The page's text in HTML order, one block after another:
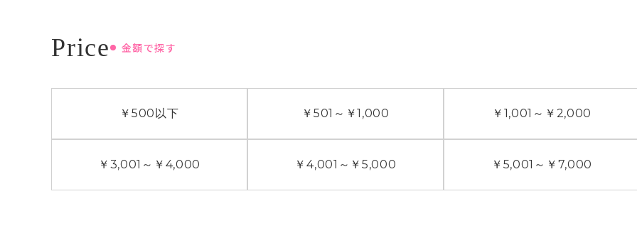
金額で探す
￥500以下 ￥501 ～ ￥1,000 ￥1,001 ～ ￥2,000
￥3,001 ～ ￥4,000 ￥4,001 ～ ￥5,000 ￥5,001 ～ ￥7,000